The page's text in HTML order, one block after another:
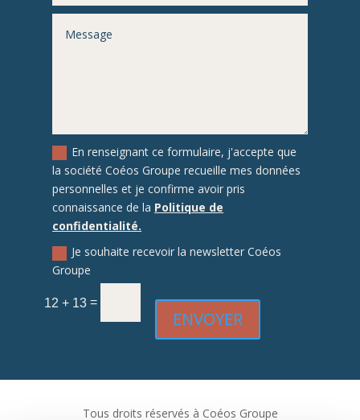
En renseignant ce formulaire, j'accepte que
la société Coéos Groupe recueille mes données
personnelles et je confirme avoir pris
connaissance de la Politique de
confidentialité.
Je souhaite recevoir la newsletter Coéos
Groupe
12 + 13 =
ENVOYER
Tous droits réservés à Coéos Groupe